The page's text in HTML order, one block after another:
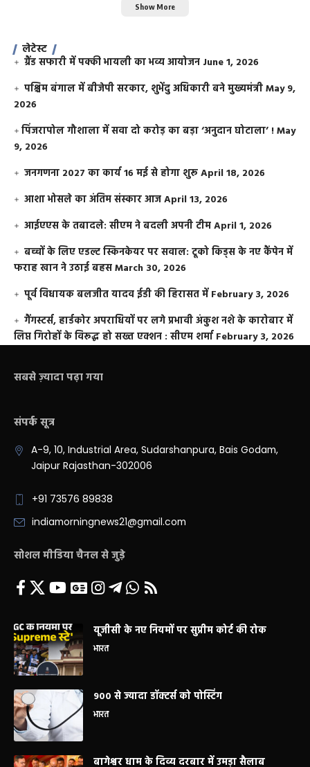
Show More
लेटेस्ट
ग्रैंड सफारी में पक्की भायली का भव्य आयोजन June 1, 2026
पश्चिम बंगाल में बीजेपी सरकार, शुभेंदु अधिकारी बने मुख्यमंत्रीMay 9,
2026
​पिंजरापोल गौशाला में सवा दो करोड़ का बड़ा ‘अनुदान घोटाला’ !May
9, 2026
जनगणना 2027 का कार्य 16 मई से होगा शुरूApril 18, 2026
आशा भोसले का अंतिम संस्कार आजApril 13, 2026
आईएएस के तबादले: सीएम ने बदली अपनी टीमApril 1, 2026
बच्चों के लिए एडल्ट स्किनकेयर पर सवाल: टूको किड्स के नए कैंपेन में
फराह खान ने उठाई बहसMarch 30, 2026
पूर्व विधायक बलजीत यादव ईडी की हिरासत में February 3, 2026
गैंगस्टर्स, हार्डकोर अपराधियों पर लगे प्रभावी अंकुश नशे के कारोबार में
लिप्त गिरोहों के विरूद्ध हो सख्त एक्शन : सीएम शर्मा February 3, 2026
सबसे ज़्यादा पढ़ा गया
संपर्क सूत्र
A-9, 10, Industrial Area, Sudarshanpura, Bais Godam,
Jaipur Rajasthan-302006
+91 73576 89838
indiamorningnews21@gmail.com
सोशल मीडिया चैनल से जुड़े
यूजीसी के नए नियमों पर सुप्रीम कोर्ट की रोक
भारत
900 से ज्यादा डॉक्टर्स को पोस्टिंग
भारत
बागेश्वर धाम के दिव्य दरबार में उमड़ा सैलाब